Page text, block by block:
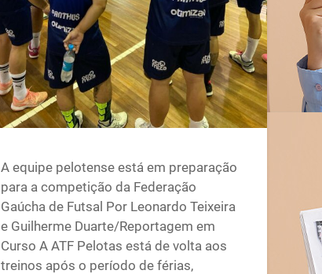
A equipe pelotense está em preparação
para a competição da Federação
Gaúcha de Futsal Por Leonardo Teixeira
e Guilherme Duarte/Reportagem em
Curso A ATF Pelotas está de volta aos
treinos após o período de férias,